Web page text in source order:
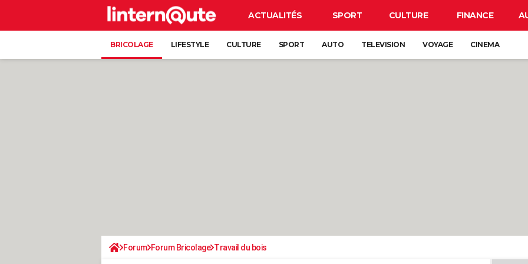
ACTUALITÉS SPORT CULTURE FINANCE
BRICOLAGE LIFESTYLE CULTURE SPORT AUTO TELEVISION VOYAGE CINEMA
Forum Forum Bricolage Travail du bois